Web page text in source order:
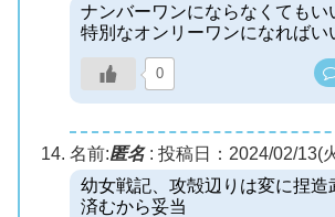
ナンバーワンにならなくてもい
特別なオンリーワンになればい
0
名前:匿名: 投稿日：2024/02/13(
幼女戦記、攻殻辺りは変に捏造
済むから妥当